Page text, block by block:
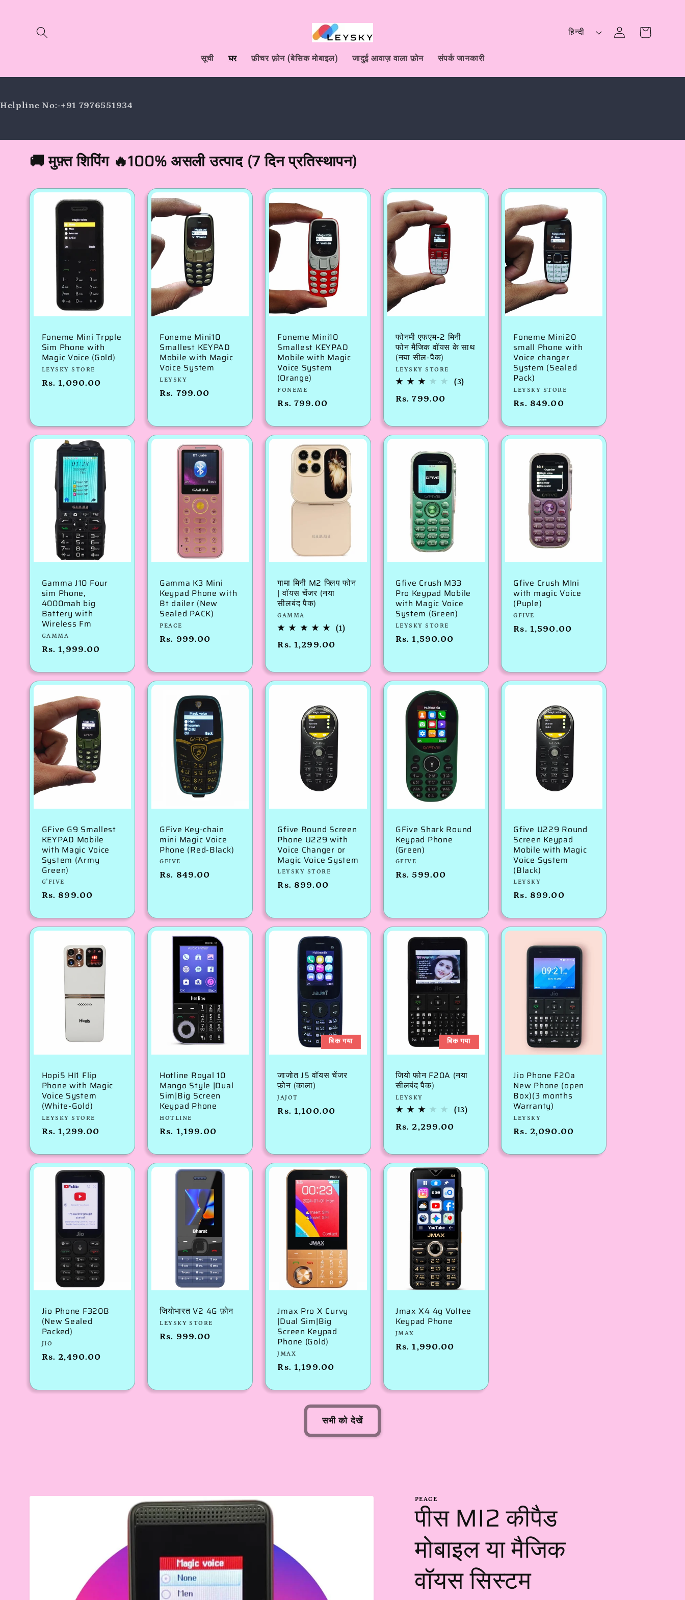
बढ़ने के लिए
सूची घर फ़ीचर फ़ोन (बेसिक मोबाइल) जादुई आवाज़ वाला फ़ोन संपर्क जानकारी
भा
हिन्दी
इन
कार्ट
Helpline No:-+91 7976551934
🚚 मुफ़्त शिपिंग 🔥100% असली उत्पाद (7 दिन प्रतिस्थापन)
Foneme Mini Trpple
Sim Phone with
Magic Voice (Gold)
विक्रेता:
LEYSKY STORE
नियमित
Rs. 1,090.00
Foneme Mini10
Smallest KEYPAD
Mobile with Magic
Voice System
विक्रेता:
LEYSKY
नियमित
मूल्य
Rs. 799.00
Foneme Mini10
Smallest KEYPAD
Mobile with Magic
Voice System
(Orange)
विक्रेता:
FONEME
नियमित
से
Rs. 799.00
फोनमी एफएम-2 मिनी
फोन मैजिक वॉयस के साथ
(नया सील-पैक)
विक्रेता:
LEYSKY STORE
(3)
नियमित
से
मूल्य
Rs. 799.00
Foneme Mini20
small Phone with
Voice changer
System (Sealed
Pack)
विक्रेता:
LEYSKY STORE
नियमित
से
Rs. 849.00
Gamma J10 Four
sim Phone,
4000mah big
Battery with
Wireless Fm
विक्रेता:
GAMMA
नियमित
से
Rs. 1,999.00
Gamma K3 Mini
Keypad Phone with
Bt dailer (New
Sealed PACK)
विक्रेता:
PEACE
नियमित
मूल्य
Rs. 999.00
गामा मिनी M2 फ्लिप फोन
| वॉयस चेंजर (नया
सीलबंद पैक)
विक्रेता:
GAMMA
(1)1
नियमित
से
मूल्य
Rs. 1,299.00
Gfive Crush M33
Pro Keypad Mobile
with Magic Voice
System (Green)
विक्रेता:
LEYSKY STORE
नियमित
मूल्य
Rs. 1,590.00
Gfive Crush MIni
with magic Voice
(Puple)
विक्रेता:
GFIVE
नियमित
Rs. 1,590.00
GFive G9 Smallest
KEYPAD Mobile
with Magic Voice
System (Army
Green)
विक्रेता:
G'FIVE
नियमित
से
Rs. 899.00
GFive Key-chain
mini Magic Voice
Phone (Red-Black)
विक्रेता:
GFIVE
नियमित
Rs. 849.00
Gfive Round Screen
Phone U229 with
Voice Changer or
Magic Voice System
विक्रेता:
LEYSKY STORE
नियमित
मूल्य
Rs. 899.00
GFive Shark Round
Keypad Phone
(Green)
विक्रेता:
GFIVE
नियमित
Rs. 599.00
Gfive U229 Round
Screen Keypad
Mobile with Magic
Voice System
(Black)
विक्रेता:
LEYSKY
नियमित
से
Rs. 899.00
Hopi5 HI1 Flip
Phone with Magic
Voice System
(White-Gold)
विक्रेता:
LEYSKY STORE
नियमित
से
मूल्य
Rs. 1,299.00
Hotline Royal 10
Mango Style |Dual
Sim|Big Screen
Keypad Phone
विक्रेता:
HOTLINE
नियमित
से
Rs. 1,199.00
बिक गया
जाजोत J5 वॉयस चेंजर
फ़ोन (काला)
विक्रेता:
JAJOT
नियमित
Rs. 1,100.00
बिक गया
जियो फोन F20A (नया
सीलबंद पैक)
विक्रेता:
LEYSKY
(13)
नियमित
से
मूल्य
Rs. 2,299.00
Jio Phone F20a
New Phone (open
Box)(3 months
Warranty)
विक्रेता:
LEYSKY
नियमित
से
Rs. 2,090.00
Jio Phone F320B
(New Sealed
Packed)
विक्रेता:
JIO
नियमित
Rs. 2,490.00
जियोभारत V2 4G फ़ोन
विक्रेता:
LEYSKY STORE
नियमित
Rs. 999.00
Jmax Pro X Curvy
|Dual Sim|Big
Screen Keypad
Phone (Gold)
विक्रेता:
JMAX
नियमित
से
Rs. 1,199.00
Jmax X4 4g Voltee
Keypad Phone
विक्रेता:
JMAX
नियमित
Rs. 1,990.00
सभी को देखें
PEACE
पीस MI2 कीपैड
मोबाइल या मैजिक
वॉयस सिस्टम